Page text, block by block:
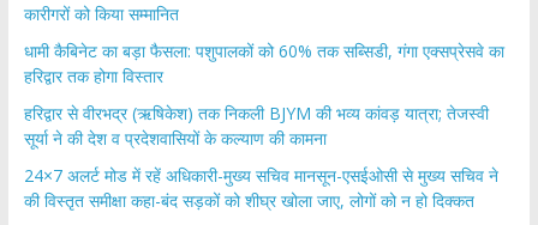
कारीगरों को किया सम्मानित
​धामी कैबिनेट का बड़ा फैसला: पशुपालकों को 60% तक सब्सिडी, गंगा एक्सप्रेसवे का
हरिद्वार तक होगा विस्तार
​हरिद्वार से वीरभद्र (ऋषिकेश) तक निकली BJYM की भव्य कांवड़ यात्रा; तेजस्वी
सूर्या ने की देश व प्रदेशवासियों के कल्याण की कामना
24×7 अलर्ट मोड में रहें अधिकारी-मुख्य सचिव मानसून-एसईओसी से मुख्य सचिव ने
की विस्तृत समीक्षा कहा-बंद सड़कों को शीघ्र खोला जाए, लोगों को न हो दिक्कत